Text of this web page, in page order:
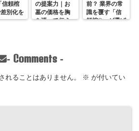
信頼棺
別化を
の提案力｜お
墓の価格を胸
を張って伝え
前？ 業界の常
識を覆す「信
頼棺®」が選ば
- Comments-
れることはありません。 ※ が付いてい